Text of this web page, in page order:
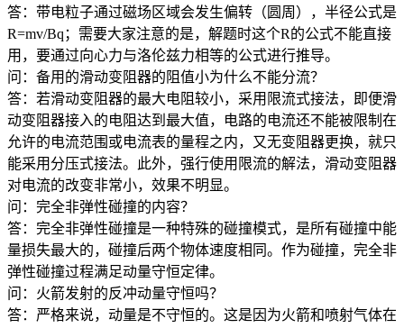
答：带电粒子通过磁场区域会发生偏转（圆周），半径公式是
R=mv/Bq；需要大家注意的是，解题时这个R的公式不能直接
用，要通过向心力与洛伦兹力相等的公式进行推导。
问：备用的滑动变阻器的阻值小为什么不能分流？
答：若滑动变阻器的最大电阻较小，采用限流式接法，即便滑
动变阻器接入的电阻达到最大值，电路的电流还不能被限制在
允许的电流范围或电流表的量程之内，又无变阻器更换，就只
能采用分压式接法。此外，强行使用限流的解法，滑动变阻器
对电流的改变非常小，效果不明显。
问：完全非弹性碰撞的内容？
答：完全非弹性碰撞是一种特殊的碰撞模式，是所有碰撞中能
量损失最大的，碰撞后两个物体速度相同。作为碰撞，完全非
弹性碰撞过程满足动量守恒定律。
问：火箭发射的反冲动量守恒吗？
答：严格来说，动量是不守恒的。这是因为火箭和喷射气体在